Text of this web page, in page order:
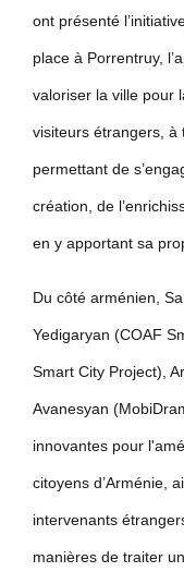
ont présenté
place à Porrentruy,
valoriser la ville pour
visiteurs étrangers, à
permettant de
création, de
en y apportant sa
Du côté arménien,
Yedigaryan (COAF
Smart City Project),
Avanesyan
innovantes pour
citoyens d’Arménie,
intervenants
manières de traiter